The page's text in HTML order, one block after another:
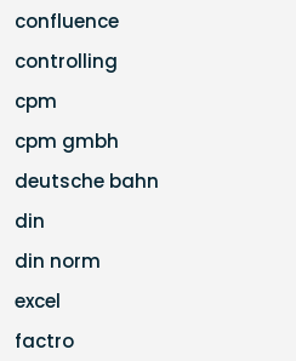
confluence
controlling
cpm
cpm gmbh
deutsche bahn
din
din norm
excel
factro